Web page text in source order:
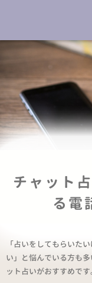
チャット
る電
「占いをしてもらいた
い」と悩んでいる方も
ット占いがおすすめです